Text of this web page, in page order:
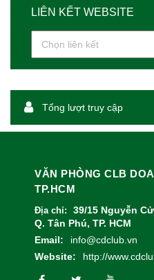
LIÊN KẾT WEBSITE
Tổng lượt truy cập
VĂN PHÒNG CLB
TP.HCM
Địa chỉ:
39/15 Nguyễn
Q. Tân Phú, TP. HCM
Email:
info@cdclub.vn
Website:
http://